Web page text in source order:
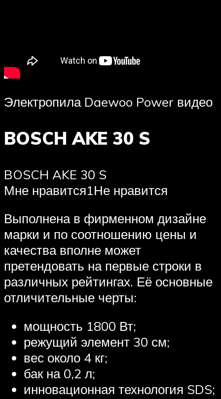
Электропила Daewoo Power видео
BOSCH AKE 30 S
BOSCH AKE 30 S
Мне нравится1Не нравится
Выполнена в фирменном дизайне
марки и по соотношению цены и
качества вполне может
претендовать на первые строки в
различных рейтингах. Её основные
отличительные черты:
мощность 1800 Вт;
режущий элемент 30 см;
вес около 4 кг;
бак на 0,2 л;
инновационная технология SDS;